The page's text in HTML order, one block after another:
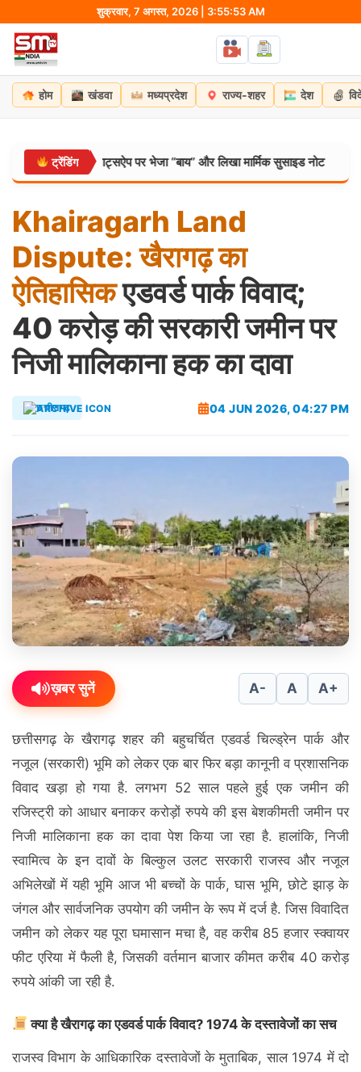
content
शुक्रवार, 7 अगस्त, 2026 | 3:55:54 AM
होम खंडवा मध्यप्रदेश राज्य-शहर देश
ट्रेंडिंग
को वाट्सऐप पर भेजा “बाय” और लिखा मार्मिक सुसाइड नोट मध्यप्रदेश:
Khairagarh Land
Dispute: खैरागढ़का
ऐतिहासिकएडवर्ड पार्क विवाद;
40 करोड़ की सरकारी जमीन पर
निजी मालिकाना हक का दावा
छत्तीसगढ़ 04 JUN 2026, 04:27 PM
ख़बर सुनें A- A A+
छत्तीसगढ़ के खैरागढ़ शहर की बहुचर्चित एडवर्ड चिल्ड्रेन पार्क और
नजूल (सरकारी) भूमि को लेकर एक बार फिर बड़ा कानूनी व प्रशासनिक
विवाद खड़ा हो गया है. लगभग 52 साल पहले हुई एक जमीन की
रजिस्ट्री को आधार बनाकर करोड़ों रुपये की इस बेशकीमती जमीन पर
निजी मालिकाना हक का दावा पेश किया जा रहा है. हालांकि, निजी
स्वामित्व के इन दावों के बिल्कुल उलट सरकारी राजस्व और नजूल
अभिलेखों में यही भूमि आज भी बच्चों के पार्क, घास भूमि, छोटे झाड़ के
जंगल और सार्वजनिक उपयोग की जमीन के रूप में दर्ज है. जिस विवादित
जमीन को लेकर यह पूरा घमासान मचा है, वह करीब 85 हजार स्क्वायर
फीट एरिया में फैली है, जिसकी वर्तमान बाजार कीमत करीब 40 करोड़
रुपये आंकी जा रही है.
क्या है खैरागढ़ का एडवर्ड पार्क विवाद? 1974 के दस्तावेजों का सच
राजस्व विभाग के आधिकारिक दस्तावेजों के मुताबिक, साल 1974 में दो